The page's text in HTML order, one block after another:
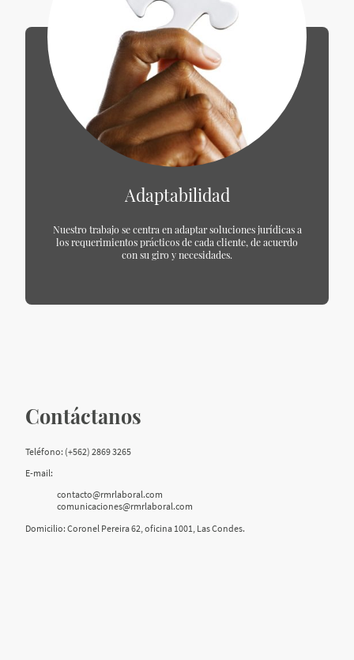
Adaptabilidad
Nuestro trabajo se centra en adaptar soluciones jurídicas a
los requerimientos prácticos de cada cliente, de acuerdo
con su giro y necesidades.
Contáctanos
Teléfono: (+562) 2869 3265
E-mail:
contacto@rmrlaboral.com
comunicaciones@rmrlaboral.com
Domicilio: Coronel Pereira 62, oficina 1001, Las Condes.